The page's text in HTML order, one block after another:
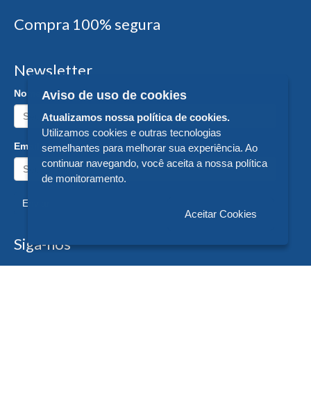
Compra 100% segura
Newsletter
Nome:
Email:
Enviar
Siga-nos
Aviso de uso de cookies
Atualizamos nossa política de cookies.
Utilizamos cookies e outras tecnologias
semelhantes para melhorar sua experiência. Ao
continuar navegando, você aceita a nossa política
de monitoramento.
Aceitar Cookies